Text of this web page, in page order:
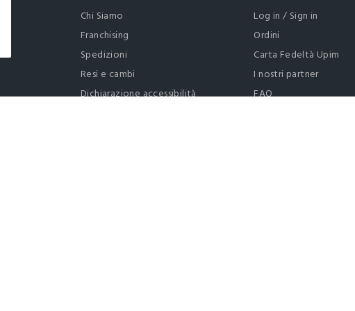
Chi Siamo
Franchising
Spedizioni
Resi e cambi
Dichiarazione accessibilità
Log in / Sign in
Ordini
Carta Fedeltà Upim
I nostri partner
FAQ